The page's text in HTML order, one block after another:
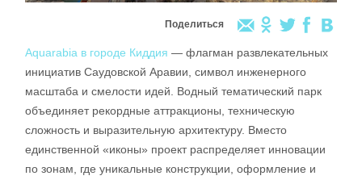
Поделиться
Aquarabia в городе Киддия — флагман развлекательных
инициатив Саудовской Аравии, символ инженерного
масштаба и смелости идей. Водный тематический парк
объединяет рекордные аттракционы, техническую
сложность и выразительную архитектуру. Вместо
единственной «иконы» проект распределяет инновации
по зонам, где уникальные конструкции, оформление и